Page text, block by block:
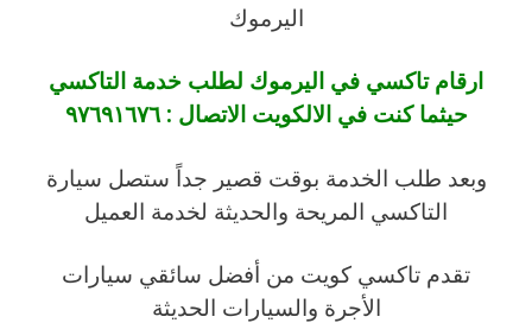
اليرموك
ارقام تاكسي في اليرموك لطلب خدمة التاكسي
حيثما كنت في الالكويت الاتصال : ٩٧٦٩١٦٧٦
وبعد طلب الخدمة بوقت قصير جداً ستصل سيارة
التاكسي المريحة والحديثة لخدمة العميل
تقدم تاكسي كويت من أفضل سائقي سيارات
الأجرة والسيارات الحديثة